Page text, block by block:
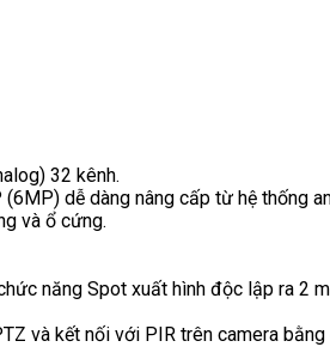
32 kênh.
dễ dàng nâng cấp từ hệ thống
và ổ cứng.
năng Spot xuất hình độc lập ra 2
và kết nối với PIR trên camera